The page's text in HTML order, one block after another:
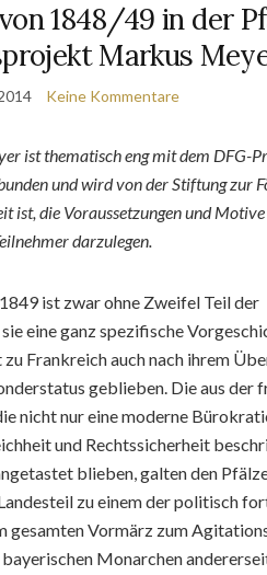
1848/49 in der
Markus
Keine Kommentare
ist thematisch eng mit dem DFG-
und wird von der Stiftung zur
ist, die Voraussetzungen und
darzulegen.
ist zwar ohne Zweifel Teil der
eine ganz spezifische
Frankreich auch nach ihrem
geblieben. Die aus der
nicht nur eine moderne
und Rechtssicherheit
blieben, galten den
zu einem der politisch
gesamten Vormärz zum
Monarchen